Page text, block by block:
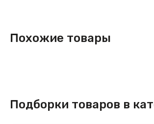
Похожие товары
Подборки товаров в